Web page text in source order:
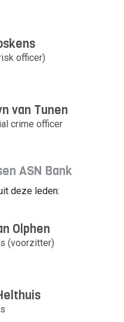
officer)
van Tunen
crime officer
ASN Bank
deze leden:
Olphen
(voorzitter)